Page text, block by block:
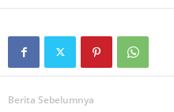
Berita Sebelumnya